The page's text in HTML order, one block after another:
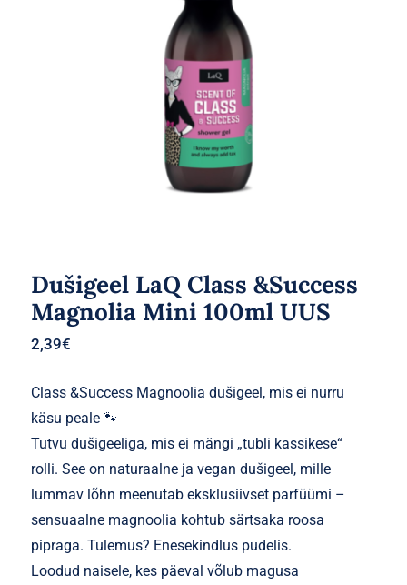
Dušigeel LaQ Class &Success
Magnolia Mini 100ml UUS
2,39€
Class &Success Magnoolia dušigeel, mis ei nurru
käsu peale 🐾
Tutvu dušigeeliga, mis ei mängi „tubli kassikese“
rolli. See on naturaalne ja vegan dušigeel, mille
lummav lõhn meenutab eksklusiivset parfüümi –
sensuaalne magnoolia kohtub särtsaka roosa
pipraga. Tulemus? Enesekindlus pudelis.
Loodud naisele, kes päeval võlub magusa